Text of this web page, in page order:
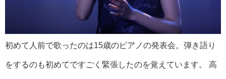
初めて人前で歌ったのは15歳のピアノの発表会。弾き語り
をするのも初めてですごく緊張したのを覚えています。 高